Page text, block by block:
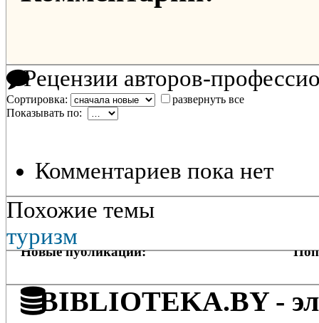
Рецензии авторов-
Сортировка:
развернуть все
Показывать по:
Комментариев пока нет
Похожие темы
туризм
Новые публикации:
BIBLIOTEKA.BY -